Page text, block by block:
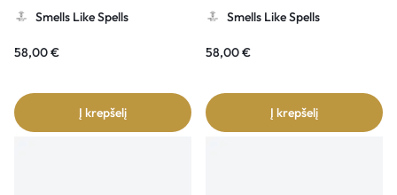
Smells Like Spells
58,00€
Į krepšelį
Smells Like Spells
58,00€
Į krepšelį